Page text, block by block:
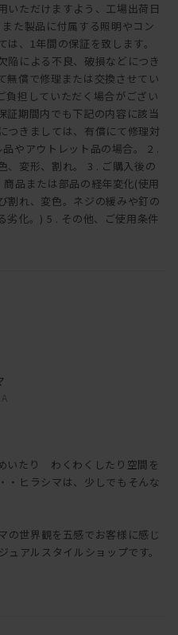
いただけますよう、工場出荷日
た製品に付属する照明やコン
、1年間の保証を致します。
陥による不良、破損などにつき
無償で修理または交換させてい
負担していただく場合がござい
証期間内でも下記の内容に該当
つきましては、有償にて修理対
やアウトレット品の場合。 2 .
、変形、割れ。 3 . ご購入後の
品または部品の経年変化(使用
割れ、変色。ネジの緩みや釘の
劣化。) 5 . その他、ご使用条件
いたり わくわくしたり空間を
ヒラシマは、少しでもそんな
の世界観を五感でお客様に感じ
アルスタイルショップです。